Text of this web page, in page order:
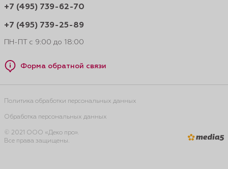
+7 (495) 739-62-70
+7 (495) 739-25-89
ПН-ПТ с 9:00 до 18:00
Форма обратной связи
Политика обработки персональных данных
Обработка персональных данных
© 2021 ООО «Деко про».
Все права защищены.